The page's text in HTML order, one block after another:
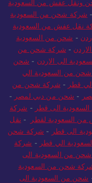
ونقل عفش من السعودية
شركة شحن من السعودية
نقل عفش من السعودية
- شحن من السعودية
-شركة شحن من
الى الاردن-شحن
من السعودية الي
قطر-شركة شحن من
- شحن من دبي لمصر-
الى قطر -
شركة
السعودية لقطر-نقل
الى قطر-شركة شحن
الي قطر- شركة
من السعودية الى
شحن من السعودية